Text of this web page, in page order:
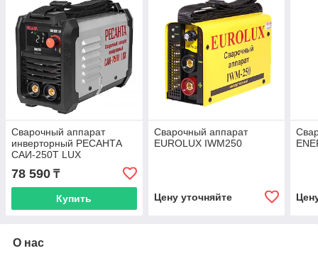
Сварочный аппарат
инверторный РЕСАНТА
САИ-250T LUX
78 590 ₸
Купить
Сварочный аппарат
EUROLUX IWM250
Цену уточняйте
О нас